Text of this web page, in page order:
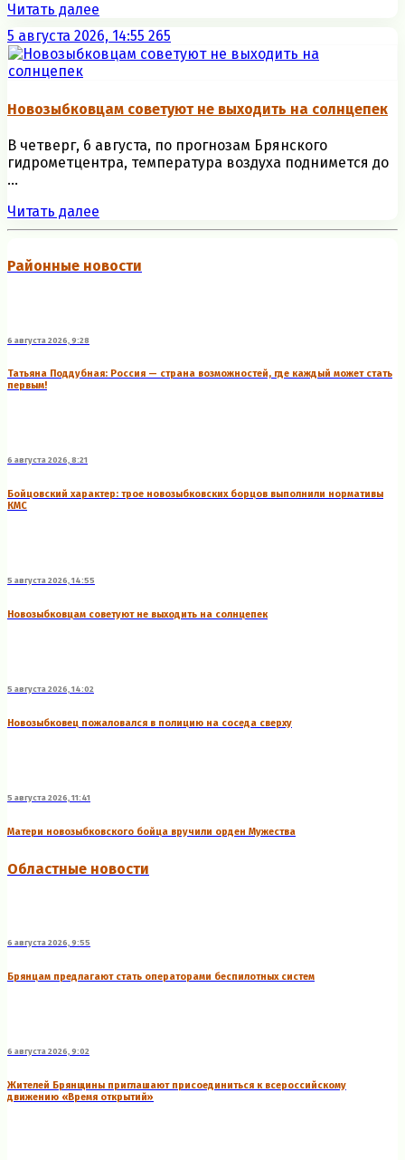
Читать далее
5 августа 2026, 14:55 265
Новозыбковцам советуют не выходить на солнцепек
В четверг, 6 августа, по прогнозам Брянского
гидрометцентра, температура воздуха поднимется до
...
Читать далее
Районные новости
6 августа 2026, 9:28
Татьяна Поддубная: Россия — страна возможностей, где каждый может стать
первым!
6 августа 2026, 8:21
Бойцовский характер: трое новозыбковских борцов выполнили нормативы
КМС
5 августа 2026, 14:55
Новозыбковцам советуют не выходить на солнцепек
5 августа 2026, 14:02
Новозыбковец пожаловался в полицию на соседа сверху
5 августа 2026, 11:41
Матери новозыбковского бойца вручили орден Мужества
Областные новости
6 августа 2026, 9:55
Брянцам предлагают стать оперaторами бeспилотных систeм
6 августа 2026, 9:02
Жителей Брянщины приглашают присоединиться к всероссийскому
движению «Время открытий»